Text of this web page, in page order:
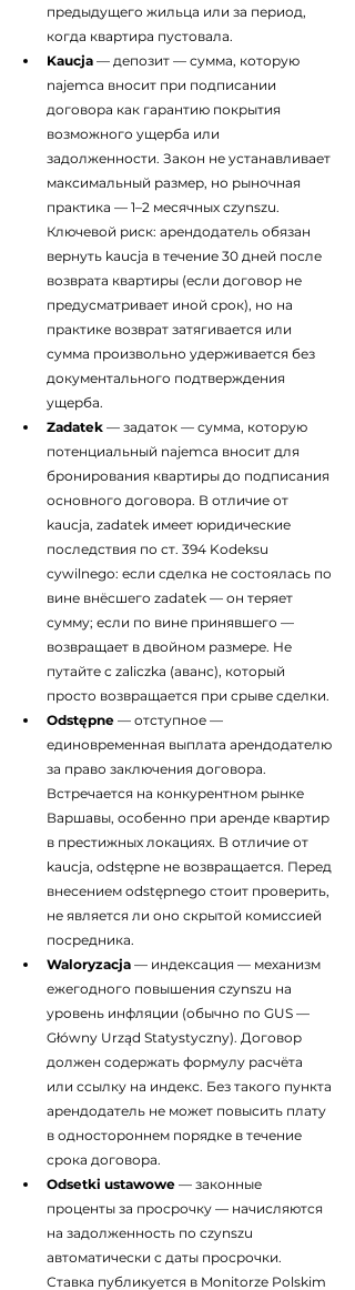
предыдущего жильца или за период,
когда квартира пустовала.
Kaucja — депозит — сумма, которую
najemca вносит при подписании
договора как гарантию покрытия
возможного ущерба или
задолженности. Закон не устанавливает
максимальный размер, но рыночная
практика — 1–2 месячных czynszu.
Ключевой риск: арендодатель обязан
вернуть kaucja в течение 30 дней после
возврата квартиры (если договор не
предусматривает иной срок), но на
практике возврат затягивается или
сумма произвольно удерживается без
документального подтверждения
ущерба.
Zadatek — задаток — сумма, которую
потенциальный najemca вносит для
бронирования квартиры до подписания
основного договора. В отличие от
kaucja, zadatek имеет юридические
последствия по ст. 394 Kodeksu
cywilnego: если сделка не состоялась по
вине внёсшего zadatek — он теряет
сумму; если по вине принявшего —
возвращает в двойном размере. Не
путайте с zaliczka (аванс), который
просто возвращается при срыве сделки.
Odstępne — отступное —
единовременная выплата арендодателю
за право заключения договора.
Встречается на конкурентном рынке
Варшавы, особенно при аренде квартир
в престижных локациях. В отличие от
kaucja, odstępne не возвращается. Перед
внесением odstępnego стоит проверить,
не является ли оно скрытой комиссией
посредника.
Waloryzacja — индексация — механизм
ежегодного повышения czynszu на
уровень инфляции (обычно по GUS —
Główny Urząd Statystyczny). Договор
должен содержать формулу расчёта
или ссылку на индекс. Без такого пункта
арендодатель не может повысить плату
в одностороннем порядке в течение
срока договора.
Odsetki ustawowe — законные
проценты за просрочку — начисляются
на задолженность по czynszu
автоматически с даты просрочки.
Ставка публикуется в Monitorze Polskim